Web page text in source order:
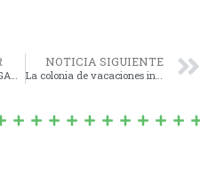
¿SABÉS QUÉ ES LA OBLIGACIÓN ALIMENTARIA?
NOTICIA SIGUIENTE
La colonia de vacaciones inclusiva municipal “Vamos a Nadar” sigue a todo ritmo